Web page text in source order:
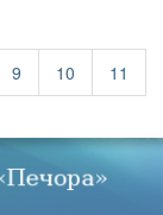
9 10
11